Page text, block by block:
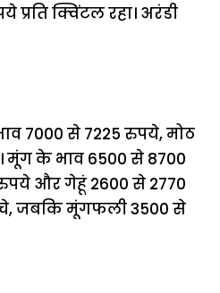
प्रति क्विंटल रहा। अरंडी
7000 से 7225 रुपये, मोठ
मूंग के भाव 6500 से 8700
और गेहूं 2600 से 2770
जबकि मूंगफली 3500 से